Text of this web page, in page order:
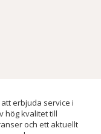
erbjuda service i
hög kvalitet till
och ett aktuellt